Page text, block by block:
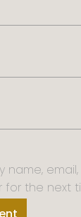
name,
for the next